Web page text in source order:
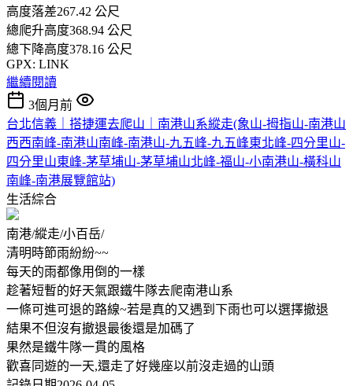
高度落差267.42 公尺
總爬升高度368.94 公尺
總下降高度378.16 公尺
GPX: LINK
繼續閱讀
3個月前
台北信義｜搭捷運去爬山｜南港山系縱走(象山-拇指山-南港山
西西南峰-南港山南峰-南港山-九五峰-九五峰東北峰-四分里山-
四分里山東峰-茅草埔山-茅草埔山北峰-福山-小南港山-橫科山
南峰-南港展覽館站)
生活綜合
南港/縱走/小百岳/
清明時節雨紛紛~~
每天的雨都像用倒的一樣
趁著短暫的好天氣跟鐵牛隊去爬南港山系
一條可進可退的路線~若是真的又遇到下雨也可以選擇撤退
結果不但沒有撤退最後還是加碼了
果然是鐵牛隊一貫的風格
歡喜同遊的一天,還走了好幾座以前沒走過的山頭